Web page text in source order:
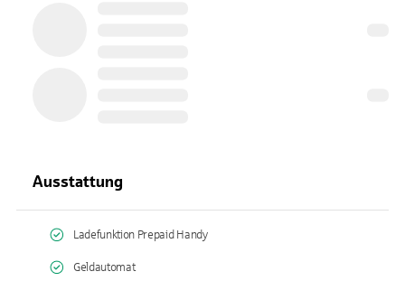
Ausstattung
Ladefunktion Prepaid Handy
Geldautomat